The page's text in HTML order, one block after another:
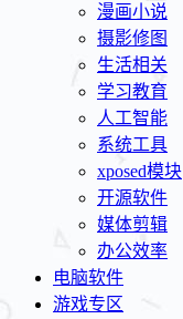
漫画小说
摄影修图
生活相关
学习教育
人工智能
系统工具
xposed模块
开源软件
媒体剪辑
办公效率
电脑软件
游戏专区